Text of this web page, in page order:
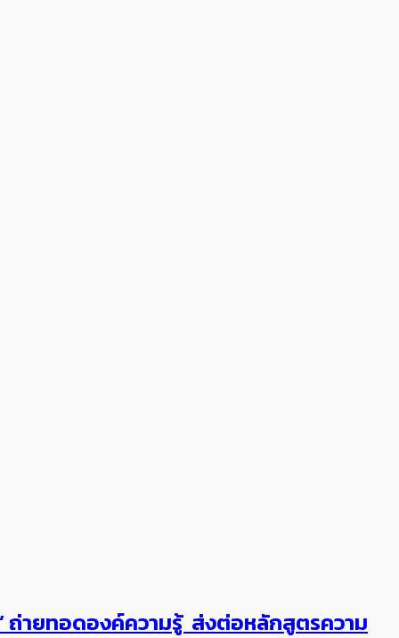
ถ่ายทอดองค์ความรู้ ส่งต่อหลักสูตรความ